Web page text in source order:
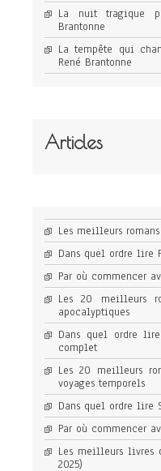
La nuit tragique
Brantonne
La tempête qui
René Brantonne
Articles
Les meilleurs
Dans quel ordre lire
Par où commencer
Les 20 meilleurs
apocalyptiques
Dans quel ordre
complet
Les 20 meilleurs
voyages temporels
Dans quel ordre lire
Par où commencer
Les meilleurs livres
2025)